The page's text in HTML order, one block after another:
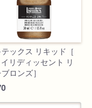
テックス リキッド［
リディッセント リ
ロンズ］